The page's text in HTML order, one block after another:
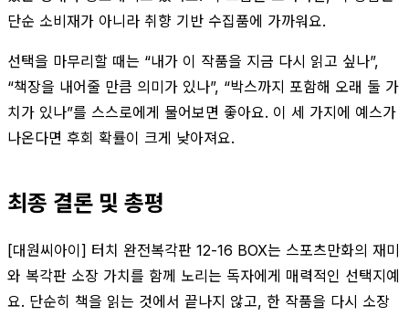
단순 소비재가 아니라 취향 기반 수집품에 가까워요.
선택을 마무리할 때는 “내가 이 작품을 지금 다시 읽고 싶나”,
“책장을 내어줄 만큼 의미가 있나”, “박스까지 포함해 오래 둘 가
치가 있나”를 스스로에게 물어보면 좋아요. 이 세 가지에 예스가
나온다면 후회 확률이 크게 낮아져요.
최종 결론 및 총평
[대원씨아이] 터치 완전복각판 12-16 BOX는 스포츠만화의 재미
와 복각판 소장 가치를 함께 노리는 독자에게 매력적인 선택지예
요. 단순히 책을 읽는 것에서 끝나지 않고, 한 작품을 다시 소장